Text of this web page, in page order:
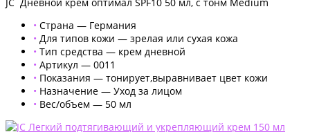
• Страна — Германия
• Для типов кожи — зрелая или сухая кожа
• Тип средства — крем дневной
• Артикул — 0011
• Показания — тонирует,выравнивает цвет кожи
• Назначение — Уход за лицом
• Вес/объем — 50 мл